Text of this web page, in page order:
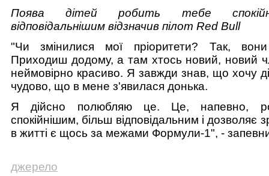
Поява дітей робить тебе
відповідальнішим відзначив пілот Red Bull
"Чи змінилися мої пріоритети? Так, вони
Приходиш додому, а там хтось новий, новий
неймовірно красиво. Я завжди знав, що хочу
чудово, що в мене з'явилася донька.
Я дійсно полюбляю це. Це, напевно,
спокійнішим, більш відповідальним і дозволяє
в житті є щось за межами Формули-1", -
джерело